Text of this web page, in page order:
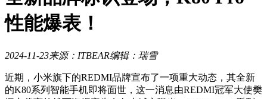
性能爆表！
2024-11-23来源：ITBEAR编辑：瑞雪
近期，小米旗下的REDMI品牌宣布了一项重大动态，其全新
的K80系列智能手机即将面世，这一消息由REDMI冠军大使樊